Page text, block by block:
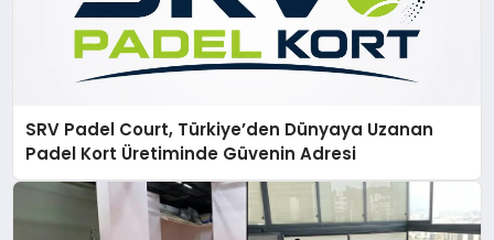
SRV Padel Court, Türkiye’den Dünyaya Uzanan
Padel Kort Üretiminde Güvenin Adresi